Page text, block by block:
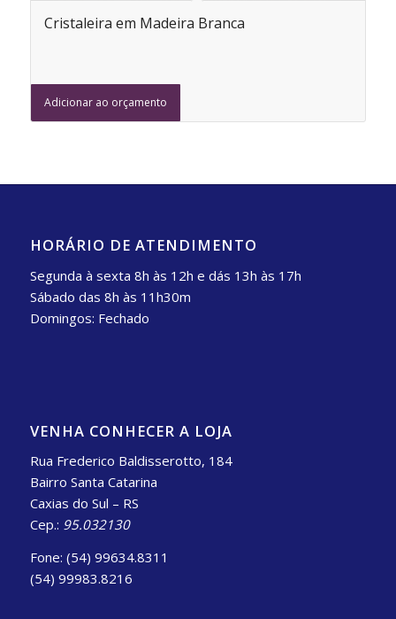
Cristaleira em Madeira Branca
Adicionar ao orçamento
HORÁRIO DE ATENDIMENTO
Segunda à sexta 8h às 12h e dás 13h às 17h
Sábado das 8h às 11h30m
Domingos: Fechado
VENHA CONHECER A LOJA
Rua Frederico Baldisserotto, 184
Bairro Santa Catarina
Caxias do Sul – RS
Cep.: 95.032130
Fone: (54) 99634.8311
(54) 99983.8216